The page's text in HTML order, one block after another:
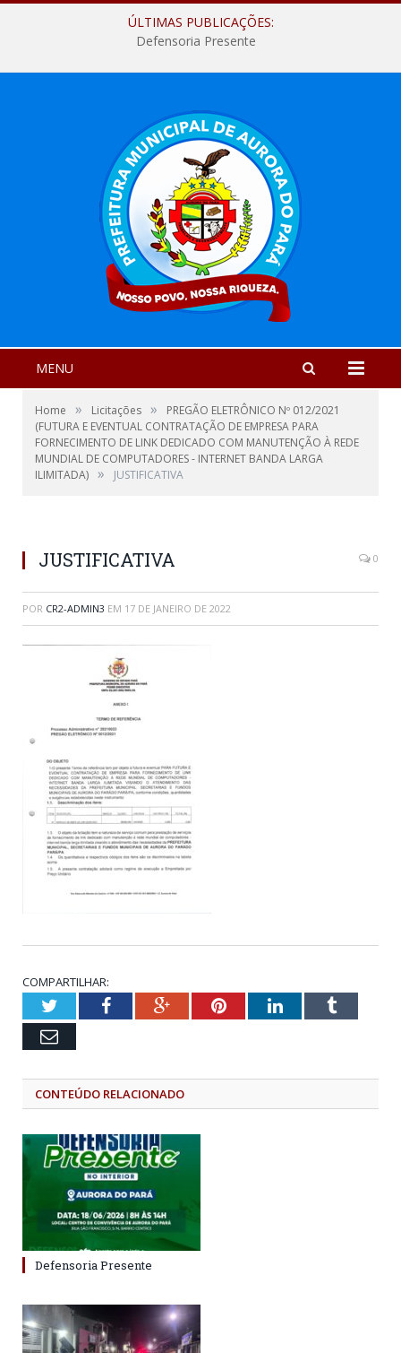
ÚLTIMAS PUBLICAÇÕES:
Defensoria Presente
MENU
Home » Licitações »
PREGÃO ELETRÔNICO Nº 012/2021
(FUTURA E EVENTUAL CONTRATAÇÃO DE EMPRESA PARA
FORNECIMENTO DE LINK DEDICADO COM MANUTENÇÃO À REDE
MUNDIAL DE COMPUTADORES - INTERNET BANDA LARGA
ILIMITADA) » JUSTIFICATIVA
JUSTIFICATIVA 0
POR CR2-ADMIN3 EM 17 DE JANEIRO DE 2022
COMPARTILHAR:
TwitterFacebookGoogle+PinterestLinkedInTumblr
Email
CONTEÚDO RELACIONADO
Defensoria Presente